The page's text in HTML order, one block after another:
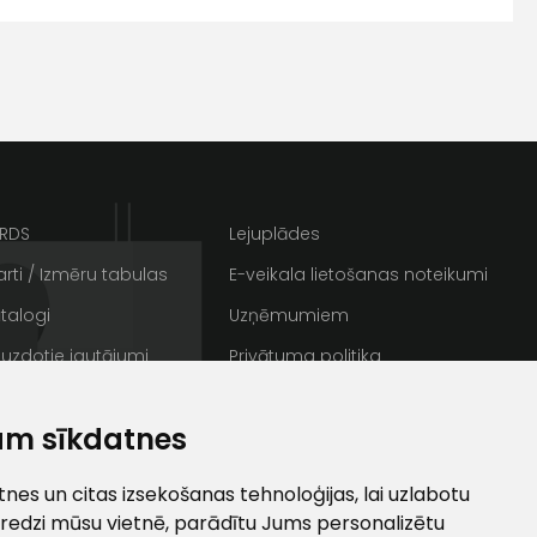
sīkdatnes
un citas izsekošanas tehnoloģijas, lai uzlabotu
mūsu vietnē, parādītu Jums personalizētu
/ Izmēru tabulas
uzdotie jautājumi
Galerija
Lejuplādes
E-veikala lietošanas noteikumi
Uzņēmumiem
Privātuma politika
privātuma politikai